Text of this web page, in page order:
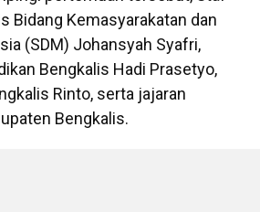
Bidang Kemasyarakatan dan
(SDM) Johansyah Syafri,
Bengkalis Hadi Prasetyo,
Rinto, serta jajaran
Bengkalis.